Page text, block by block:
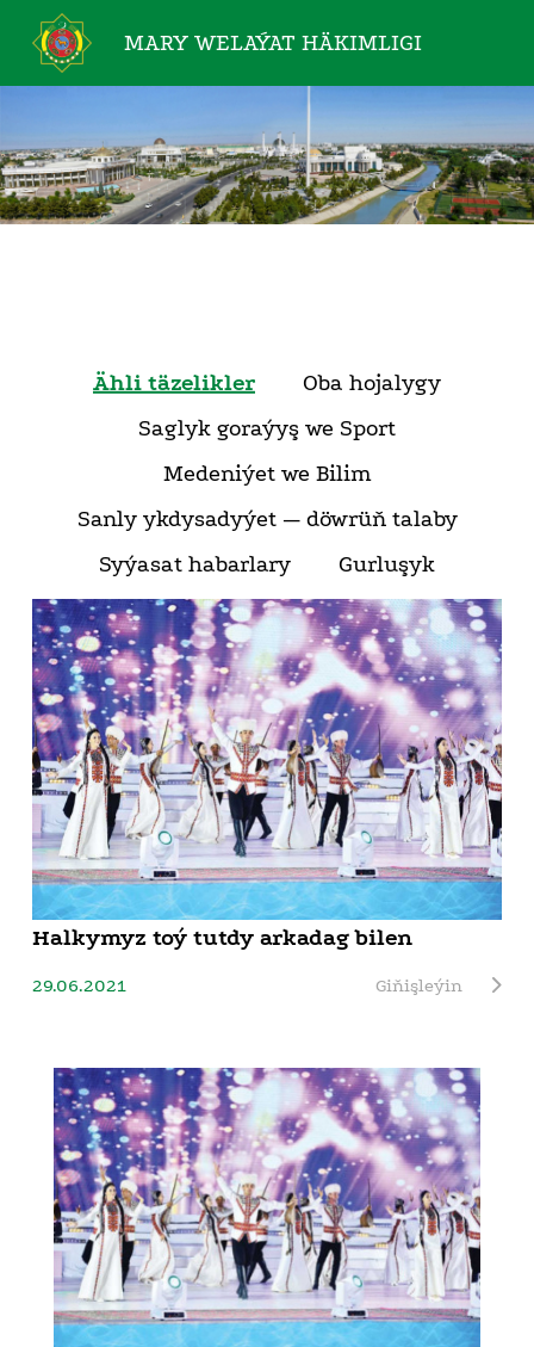
MARY WELAÝAT HÄKIMLIGI
Ähli täzelikler
Oba hojalygy
Saglyk goraýyş we Sport
Medeniýet we Bilim
Sanly ykdysadyýet — döwrüň talaby
Syýasat habarlary
Gurluşyk
Halkymyz toý tutdy arkadag bilen
29.06.2021 Giňişleýin